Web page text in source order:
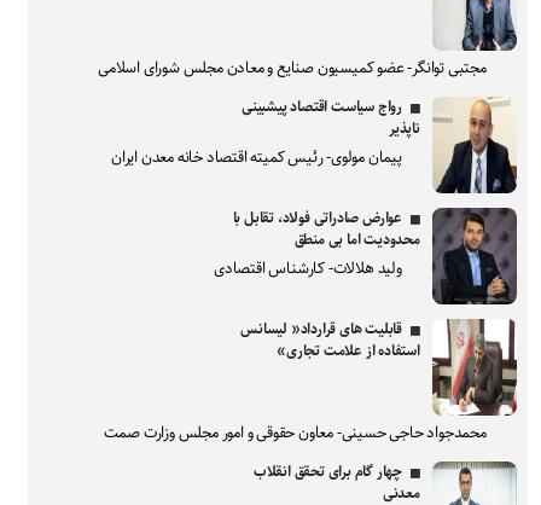
مجتبی توانگر- عضو کمیسیون صنایع و معادن مجلس شورای اسلامی
رواج سیاست اقتصاد پیشبینی
ناپذیر
پیمان مولوی- رئیس کمیته اقتصاد خانه معدن ایران
عوارض صادراتی فولاد، تقابل با
محدودیت اما بی منطق
ولید هلالات- کارشناس اقتصادی
قابلیت های قرارداد« لیسانس
استفاده از علامت تجاری»
محمدجواد حاجی حسینی- معاون حقوقی و امور مجلس وزارت صمت
چهار گام برای تحقق انقلاب
معدنی